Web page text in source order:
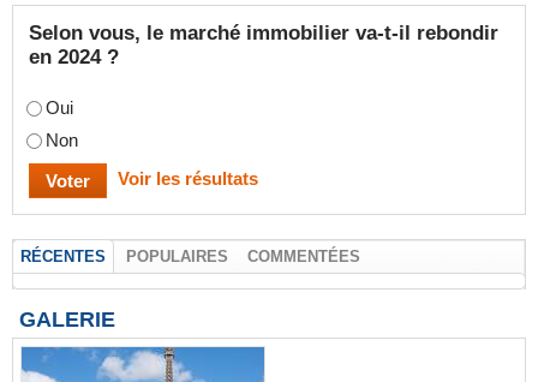
Selon vous, le marché immobilier va-t-il rebondir
en 2024 ?
Oui
Non
Voir les résultats
RÉCENTES POPULAIRES COMMENTÉES
GALERIE